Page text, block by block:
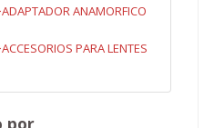
ANAMORFICO
PARA LENTES
por